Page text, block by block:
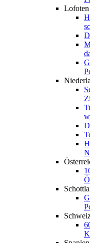
Lofoten